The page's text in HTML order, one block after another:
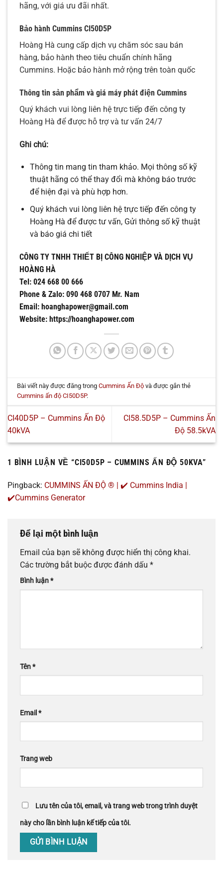
hãng, với giá ưu đãi nhất.
Bảo hành Cummins CI50D5P
Hoàng Hà cung cấp dịch vụ chăm sóc sau bán
hàng, bảo hành theo tiêu chuẩn chính hãng
Cummins. Hoặc bảo hành mở rộng trên toàn quốc
Thông tin sản phẩm và giá máy phát điện Cummins
Quý khách vui lòng liên hệ trực tiếp đến công ty
Hoàng Hà để được hỗ trợ và tư vấn 24/7
Ghi chú:
Thông tin mang tin tham khảo. Mọi thông số kỹ
thuật hãng có thể thay đổi mà không báo trước
để hiện đại và phù hợp hơn.
Quý khách vui lòng liên hệ trực tiếp đến công ty
Hoàng Hà để được tư vấn, Gửi thông số kỹ thuật
và báo giá chi tiết
CÔNG TY TNHH THIẾT BỊ CÔNG NGHIỆP VÀ DỊCH VỤ
HOÀNG HÀ
Tel: 024 668 00 666
Phone & Zalo: 090 468 0707 Mr. Nam
Email: hoanghapower@gmail.com
Website: https://hoanghapower.com
Bài viết này được đăng trongCummins Ấn Độ và được gắn thẻ
Cummins ấn độ CI50D5P.
CI40D5P – Cummins Ấn Độ
40kVA
CI58.5D5P – Cummins Ấn
Độ 58.5kVA
1 BÌNH LUẬN VỀ “CI50D5P – CUMMINS ẤN ĐỘ 50KVA”
Pingback: CUMMINS ẤN ĐỘ ® | ✔️ Cummins India |
✔️Cummins Generator
Để lại một bình luận
Email của bạn sẽ không được hiển thị công khai.
Các trường bắt buộc được đánh dấu *
Bình luận*
Tên*
Email *
Trang web
Lưu tên của tôi, email, và trang web trong trình duyệt
này cho lần bình luận kế tiếp của tôi.